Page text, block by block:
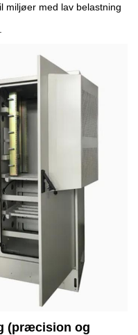
miljøer med lav belastning
(præcision og